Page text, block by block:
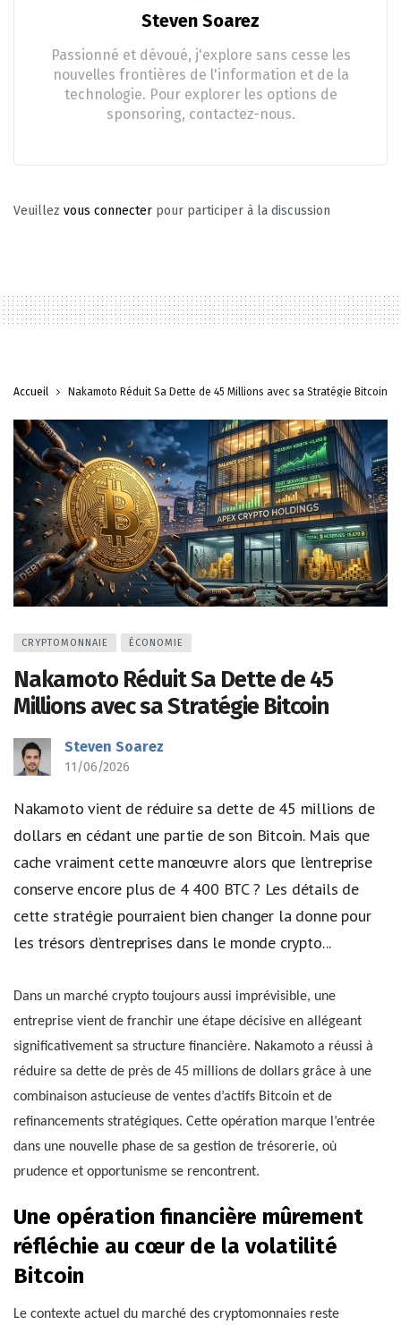
Steven Soarez
Passionné et dévoué, j'explore sans cesse les
nouvelles frontières de l'information et de la
technologie. Pour explorer les options de
sponsoring, contactez-nous.
Veuillez vous connecter pour participer à la discussion
Accueil Nakamoto Réduit Sa Dette de 45 Millions avec sa Stratégie Bitcoin
CRYPTOMONNAIE ÉCONOMIE
Nakamoto Réduit Sa Dette de 45
Millions avec sa Stratégie Bitcoin
Steven Soarez
11/06/2026
Nakamoto vient de réduire sa dette de 45 millions de
dollars en cédant une partie de son Bitcoin. Mais que
cache vraiment cette manœuvre alors que l’entreprise
conserve encore plus de 4 400 BTC ? Les détails de
cette stratégie pourraient bien changer la donne pour
les trésors d’entreprises dans le monde crypto...
Dans un marché crypto toujours aussi imprévisible, une
entreprise vient de franchir une étape décisive en allégeant
significativement sa structure financière. Nakamoto a réussi à
réduire sa dette de près de 45 millions de dollars grâce à une
combinaison astucieuse de ventes d’actifs Bitcoin et de
refinancements stratégiques. Cette opération marque l’entrée
dans une nouvelle phase de sa gestion de trésorerie, où
prudence et opportunisme se rencontrent.
Une opération financière mûrement
réfléchie au cœur de la volatilité
Bitcoin
Le contexte actuel du marché des cryptomonnaies reste